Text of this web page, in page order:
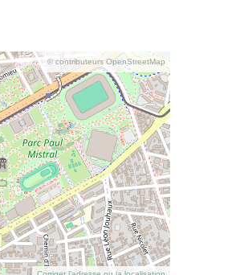
© contributeurs OpenStreetMap